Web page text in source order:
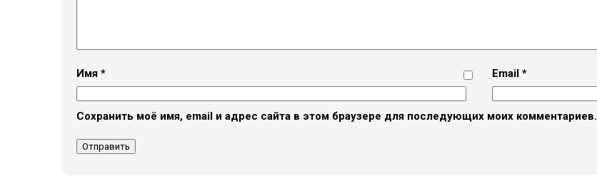
Имя * Email*
Сохранить моё имя, email и адрес сайта в этом браузере для последующих моих комментариев.